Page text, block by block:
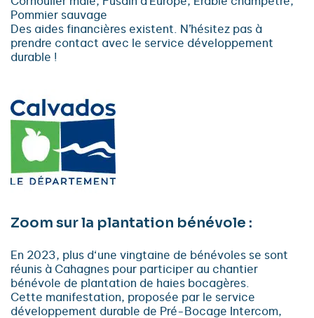
Pommier sauvage
Des aides financières existent. N’hésitez pas à
prendre contact avec le service développement
durable !
Zoom sur la plantation bénévole :
En 2023, plus d‘une vingtaine de bénévoles se sont
réunis à Cahagnes pour participer au chantier
bénévole de plantation de haies bocagères.
Cette manifestation, proposée par le service
développement durable de Pré-Bocage Intercom,